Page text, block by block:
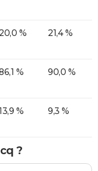
20,0 % 21,4 %
% 90,0 %
% 9,3 %
?